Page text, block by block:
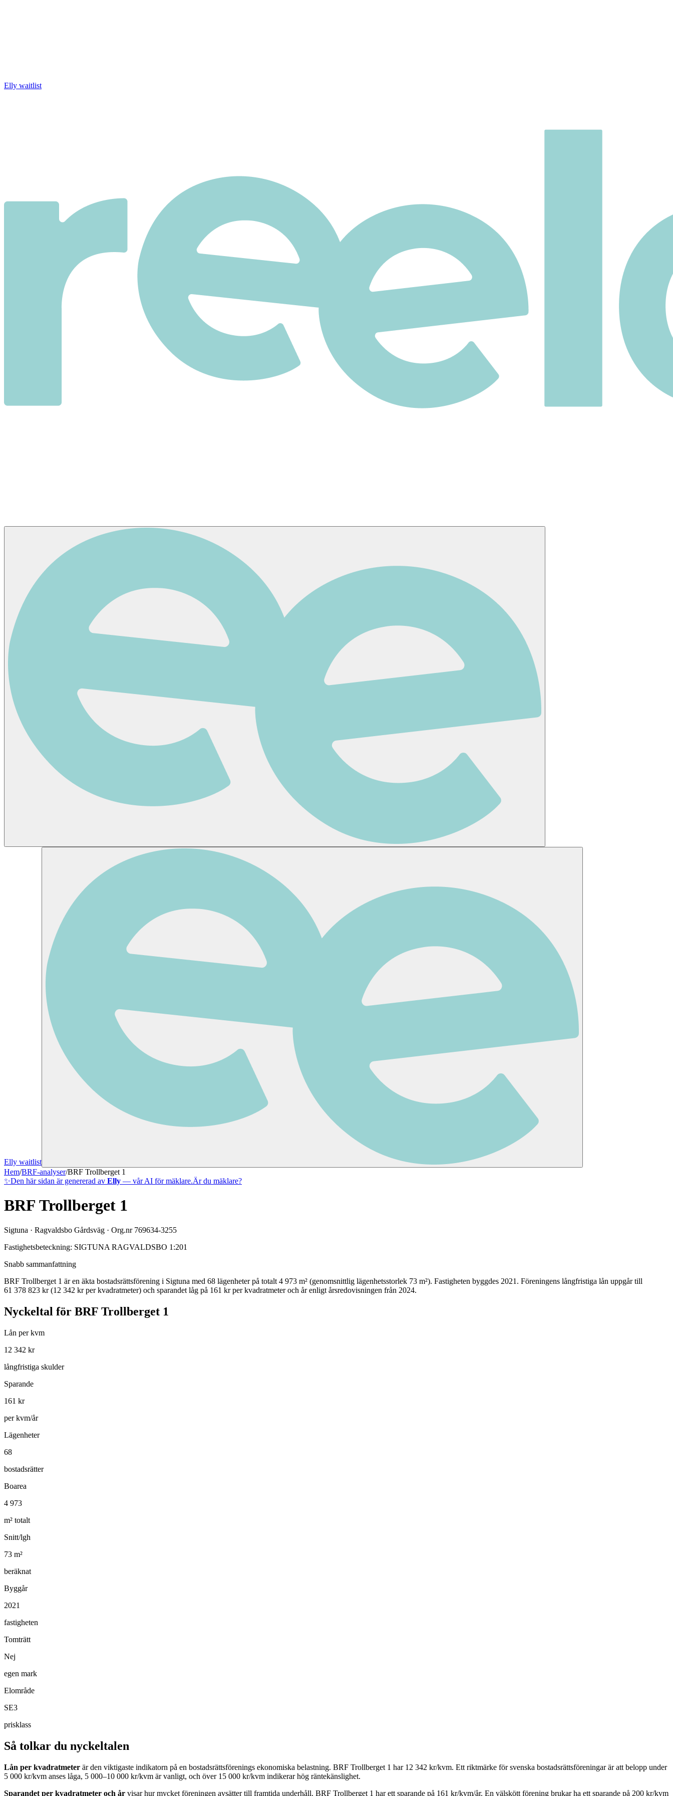
Elly waitlist
Elly waitlist
Hem/BRF-analyser/BRF Trollberget 1
✨Den här sidan är genererad av Elly — vår AI för mäklare.Är du mäklare?
BRF Trollberget 1
Sigtuna · Ragvaldsbo Gårdsväg · Org.nr 769634-3255
Fastighetsbeteckning: SIGTUNA RAGVALDSBO 1:201
Snabb sammanfattning
BRF Trollberget 1 är en äkta bostadsrättsförening i Sigtuna med 68 lägenheter på totalt 4 973 m² (genomsnittlig lägenhetsstorlek 73 m²). Fastigheten byggdes 2021 . Föreningens långfristiga lån uppgår till
61 378 823 kr (12 342 kr per kvadratmeter) och sparandet låg på 161 kr per kvadratmeter och år enligt årsredovisningen från 2024.
Nyckeltal för BRF Trollberget 1
Lån per kvm
12 342 kr
långfristiga skulder
Sparande
161 kr
per kvm/år
Lägenheter
68
bostadsrätter
Boarea
4 973
m² totalt
Snitt/lgh
73 m²
beräknat
Byggår
2021
fastigheten
Tomträtt
Nej
egen mark
Elområde
SE3
prisklass
Så tolkar du nyckeltalen
Lån per kvadratmeter är den viktigaste indikatorn på en bostadsrättsförenings ekonomiska belastning. BRF Trollberget 1 har 12 342 kr/kvm. Ett riktmärke för svenska bostadsrättsföreningar är att belopp under
5 000 kr/kvm anses låga, 5 000–10 000 kr/kvm är vanligt, och över 15 000 kr/kvm indikerar hög räntekänslighet.
Sparandet per kvadratmeter och år visar hur mycket föreningen avsätter till framtida underhåll. BRF Trollberget 1 har ett sparande på 161 kr/kvm/år. En välskött förening brukar ha ett sparande på 200 kr/kvm